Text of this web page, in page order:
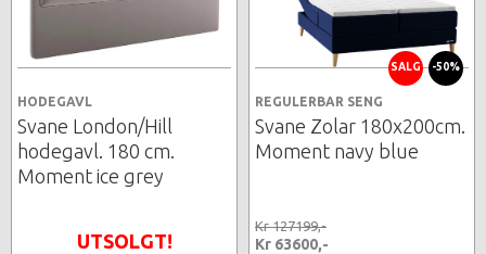
HODEGAVL
Svane London/Hill
hodegavl. 180 cm.
Moment ice grey
UTSOLGT!
SALG -50%
REGULERBAR SENG
Svane Zolar 180x200cm.
Moment navy blue
Kr 127199,-
Kr 63600,-